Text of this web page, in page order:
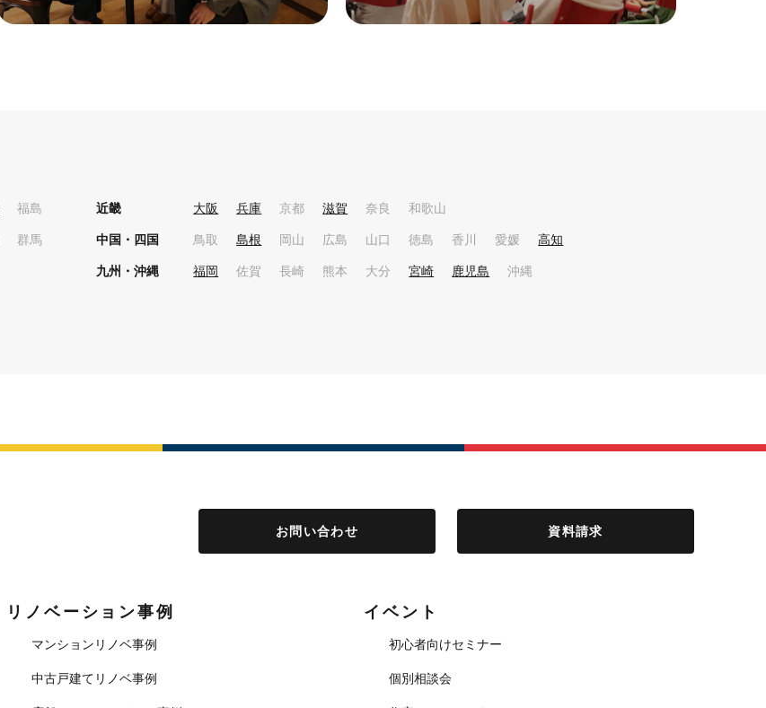
福島
群馬
近畿 大阪 兵庫 京都 滋賀 奈良 和歌山
中国・四国 鳥取 島根 岡山 広島 山口 徳島 香川 愛媛 高知
九州・沖縄 福岡 佐賀 長崎 熊本 大分 宮崎 鹿児島 沖縄
お問い合わせ 資料請求
リノベーション事例
マンションリノベ事例
中古戸建てリノベ事例
イベント
初心者向けセミナー
個別相談会